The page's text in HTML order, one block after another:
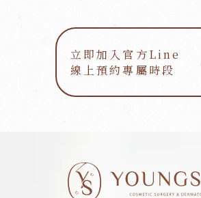
立即加入官方Line
線上預約專屬時段
立即加入官方Line
線上預約專屬時段